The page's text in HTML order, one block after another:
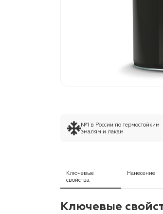
№1 в России по термостойким
эмалям и лакам
Ключевые
свойства
Нанесение
Ключевые